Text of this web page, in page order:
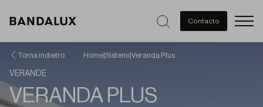
Contacto
Torna indietro Home Sistemi Veranda Plus
VERANDE
VERANDA PLUS